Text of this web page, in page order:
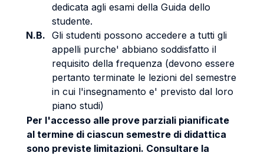
dedicata agli esami della Guida dello
studente.
N.B. Gli studenti possono accedere a tutti gli
appelli purche' abbiano soddisfatto il
requisito della frequenza (devono essere
pertanto terminate le lezioni del semestre
in cui l'insegnamento e' previsto dal loro
piano studi)
Per l'accesso alle prove parziali pianificate
al termine di ciascun semestre di didattica
sono previste limitazioni. Consultare la